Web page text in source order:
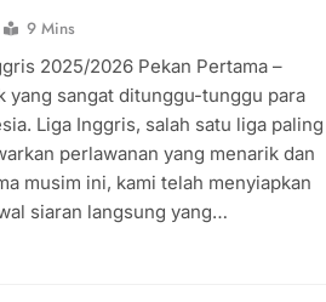
9 Mins
2025/2026 Pekan Pertama –
yang sangat ditunggu-tunggu para
Liga Inggris, salah satu liga paling
perlawanan yang menarik dan
musim ini, kami telah menyiapkan
siaran langsung yang…